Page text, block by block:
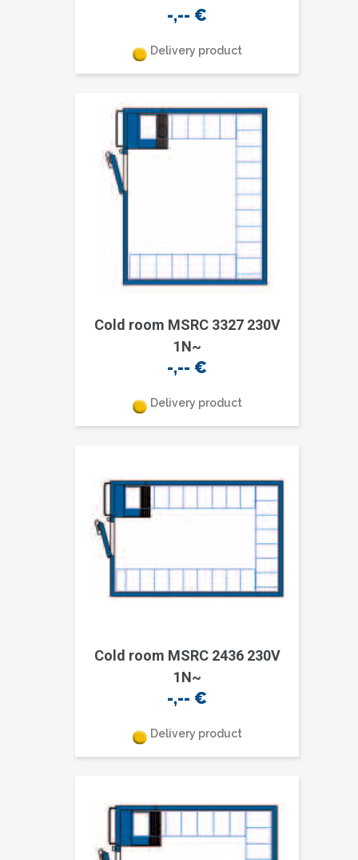
-,-- €
Delivery product
Cold room MSRC 3327 230V
1N~
-,-- €
Delivery product
Cold room MSRC 2436 230V
1N~
-,-- €
Delivery product